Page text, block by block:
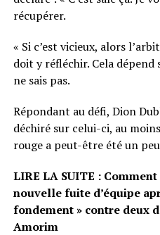
récupérer.
« Si c’est vicieux, alors
doit y réfléchir. Cela dépend
ne sais pas.
Répondant au défi, Dion
déchiré sur celui-ci, au
rouge a peut-être été un peu
LIRE LA SUITE :
nouvelle fuite d’équipe
fondement » contre deux
Amorim